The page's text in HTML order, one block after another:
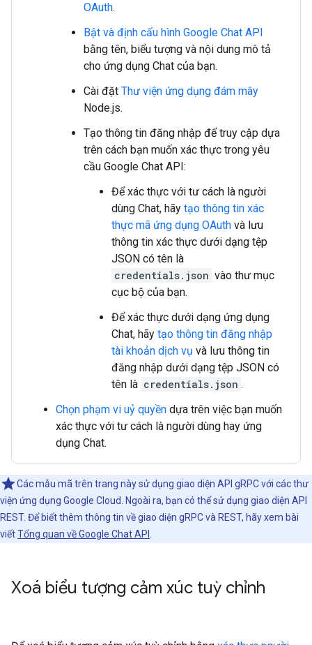
OAuth.
Bật và định cấu hình Google Chat API
bằng tên, biểu tượng và nội dung mô tả
cho ứng dụng Chat của bạn.
Cài đặt Thư viện ứng dụng đám mây
Node.js.
Tạo thông tin đăng nhập để truy cập dựa
trên cách bạn muốn xác thực trong yêu
cầu Google Chat API:
Để xác thực với tư cách là người
dùng Chat, hãy tạo thông tin xác
thực mã ứng dụng OAuth và lưu
thông tin xác thực dưới dạng tệp
JSON có tên là
credentials.json vào thư mục
cục bộ của bạn.
Để xác thực dưới dạng ứng dụng
Chat, hãy tạo thông tin đăng nhập
tài khoản dịch vụ và lưu thông tin
đăng nhập dưới dạng tệp JSON có
tên là credentials.json .
Chọn phạm vi uỷ quyền dựa trên việc bạn muốn
xác thực với tư cách là người dùng hay ứng
dụng Chat.
Các mẫu mã trên trang này sử dụng giao diện API gRPC với các thư
viện ứng dụng Google Cloud. Ngoài ra, bạn có thể sử dụng giao diện API
REST. Để biết thêm thông tin về giao diện gRPC và REST, hãy xem bài
viếtTổng quan về Google Chat API
Xoá biểu tượng cảm xúc tuỳ chỉnh